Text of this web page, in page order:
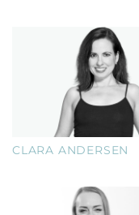
CLARA ANDERSEN